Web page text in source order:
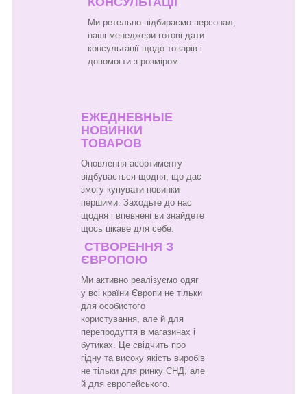
Ми ретельно підбираємо персонал,
наші менеджери готові дати
консультації щодо товарів і
допомогти з розміром.
ЕЖЕДНЕВНЫЕ
НОВИНКИ
ТОВАРОВ
Оновлення асортименту
відбувається щодня, що дає
змогу купувати новинки
першими. Заходьте до нас
щодня і впевнені ви знайдете
щось цікаве для себе.
СТВОРЕННЯ З
ЄВРОПОЮ
Ми активно реалізуємо одяг
у всі країни Європи не тільки
для особистого
користування, але й для
перепродуття в магазинах і
бутиках. Це свідчить про
гідну та високу якість виробів
не тільки для ринку СНД, але
й для європейського.